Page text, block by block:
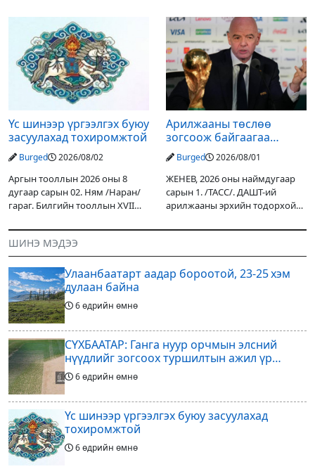
уулархаг нутгаар бороо, дуу
цахилгаантай аадар бороо
орох тул голуудын усны
түвшин нэмэгдэх, нөөлөг
Дарьгангын Ганга нуурыг
сэргээн, хамгаалах төслийг
улсын төсвийн хөрөнгө
оруулалтаар хийж буй.
Төслийн
Үс шинээр үргээлгэх буюу
засуулахад тохиромжтой
Burged 2026/08/02
Аргын тооллын 2026 оны 8
дугаар сарын 02. Ням /Наран/
гараг. Билгийн тооллын XVII
гал Морин жилийн Зуны адаг
хөхөгчин хонь сарын шинийн
19, Адъяа /Асралт/
Арилжааны төслөө
зогсоож байгаагаа
Ж.Инфантино мэдэгдэв
Burged 2026/08/01
ЖЕНЕВ, 2026 оны наймдугаар
сарын 1. /ТАСС/. ДАШТ-ий
арилжааны эрхийн тодорхой
оруулагчдад худалдах
шийдвэрлэснээ ФИФА-гийн
ерөнхийлөгч Жанни
ШИНЭ МЭДЭЭ
Улаанбаатарт аадар бороотой, 23-25 хэм
дулаан байна
6 өдрийн өмнө
СҮХБААТАР: Ганга нуур орчмын элсний
нүүдлийг зогсоох туршилтын ажил үр
дүнгээ өгч эхэлжээ
6 өдрийн өмнө
Үс шинээр үргээлгэх буюу засуулахад
тохиромжтой
6 өдрийн өмнө